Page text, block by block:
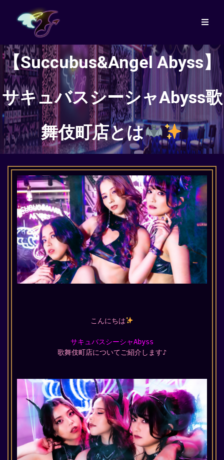
【Succubus&Angel Abyss】
サキュバスシーシャAbyss歌
舞伎町店とは
こんにちは
サキュバスシーシャAbyss